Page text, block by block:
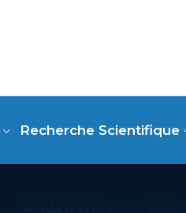
Recherche Scientifique